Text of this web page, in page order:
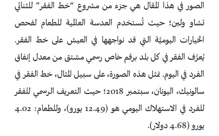
الصور في هذا المقال هي جزء من مشروع “خط الفقر” للثنائي
تشاو ولين؛ حيث تُستخدم العدسة العالمية للطعام لفحص
الخيارات اليوميَّة التي قد نواجهها في العيش على خط الفقر.
يُعرَّف الفقر في كل بلد برقم خاص رسمي مشتق من معدل إنفاق
الفرد في اليوم. تمثل هذه الصورة، على سبيل المثال، خط الفقر في
سالونيك، اليونان، سبتمبر 2018؛ حيث التعريف الرسمي للفقر
للفرد في الاستهلاك اليومي هو (12.49 يورو)، وللطعام: 4.02
يورو (4.68 دولار).